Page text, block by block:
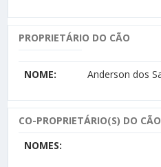
PROPRIETÁRIO DO CÃO
NOME: Anderson dos
CO-PROPRIETÁRIO(S) DO CÃO
NOMES: